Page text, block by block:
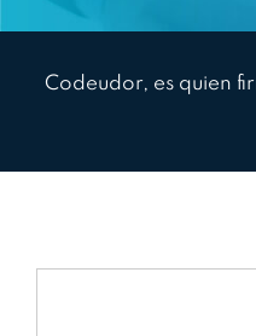
Codeudor, es quien